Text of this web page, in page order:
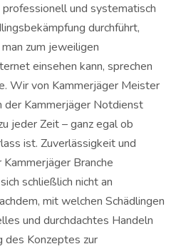
und systematisch
durchführt,
zum jeweiligen
einsehen kann, sprechen
Wir von Kammerjäger Meister
der Kammerjäger Notdienst
jeder Zeit – ganz egal ob
ist. Zuverlässigkeit und
Branche
schließlich nicht an
mit welchen Schädlingen
und durchdachtes Handeln
des Konzeptes zur